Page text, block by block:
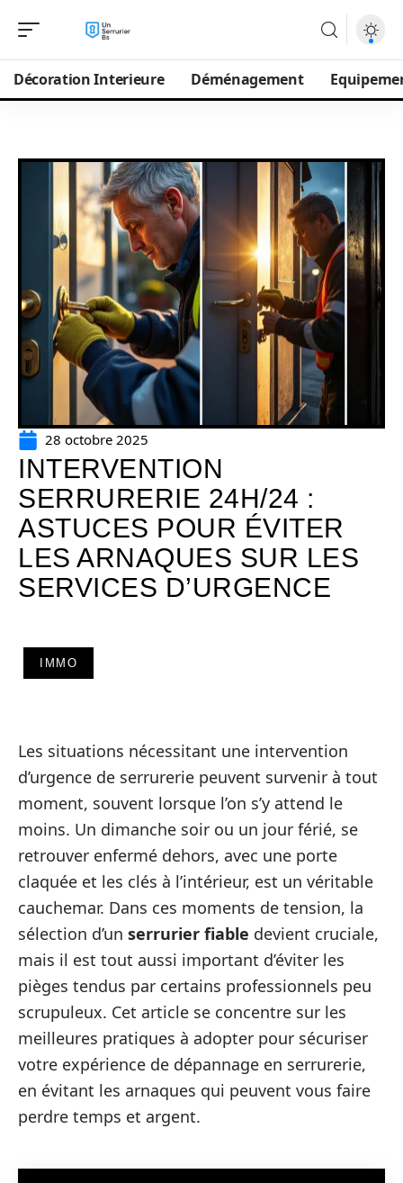
Décoration Interieure Déménagement
28 octobre 2025
INTERVENTION
SERRURERIE 24H/24 :
ASTUCES POUR ÉVITER
LES ARNAQUES SUR LES
SERVICES D’URGENCE
IMMO
Les situations nécessitant une intervention
d’urgence de serrurerie peuvent survenir à tout
moment, souvent lorsque l’on s’y attend le
moins. Un dimanche soir ou un jour férié, se
retrouver enfermé dehors, avec une porte
claquée et les clés à l’intérieur, est un véritable
cauchemar. Dans ces moments de tension, la
sélection d’un serrurier fiable devient cruciale,
mais il est tout aussi important d’éviter les
pièges tendus par certains professionnels peu
scrupuleux. Cet article se concentre sur les
meilleures pratiques à adopter pour sécuriser
votre expérience de dépannage en serrurerie,
en évitant les arnaques qui peuvent vous faire
perdre temps et argent.